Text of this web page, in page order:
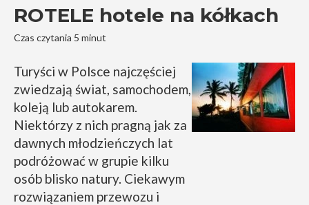
ROTELE hotele na kółkach
Czas czytania 5 minut
Turyści w Polsce najczęściej
zwiedzają świat, samochodem,
koleją lub autokarem.
Niektórzy z nich pragną jak za
dawnych młodzieńczych lat
podróżować w grupie kilku
osób blisko natury. Ciekawym
rozwiązaniem przewozu i